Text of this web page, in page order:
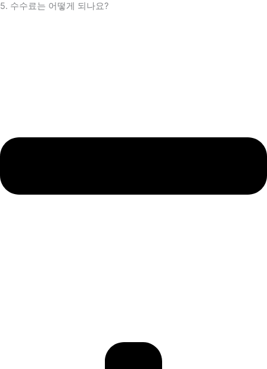
5. 수수료는 어떻게 되나요?